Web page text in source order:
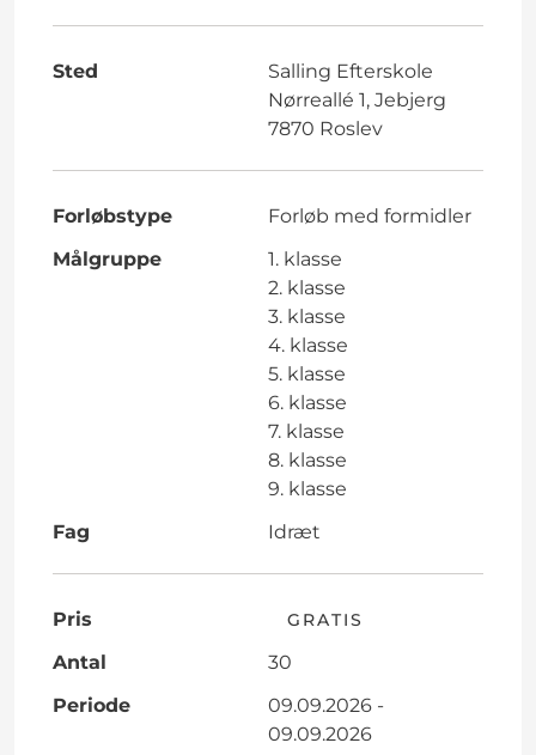
Sted
Salling Efterskole
Nørreallé 1, Jebjerg
7870 Roslev
Forløbstype
Forløb med formidler
Målgruppe
1. klasse
2. klasse
3. klasse
4. klasse
5. klasse
6. klasse
7. klasse
8. klasse
9. klasse
Fag
Idræt
Pris GRATIS
Antal
30
Periode
09.09.2026 -
09.09.2026